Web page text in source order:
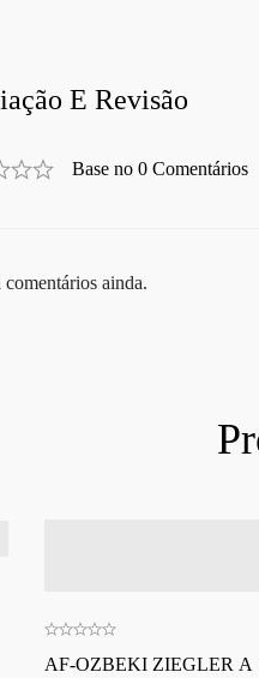
E Revisão
Base no 0 Comentários
comentários ainda.
AF-OZBEKI ZIEGLER A